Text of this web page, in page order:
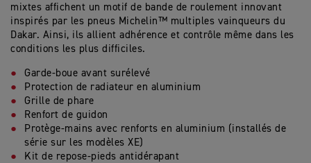
mixtes affichent un motif de bande de roulement innovant
inspirés par les pneus Michelin­™ multiples vainqueurs du
Dakar. Ainsi, ils allient adhérence et contrôle même dans les
conditions les plus difficiles.
Garde-boue avant surélevé
Protection de radiateur en aluminium
Grille de phare
Renfort de guidon
Protège-mains avec renforts en aluminium (installés de
série sur les modèles XE)
Kit de repose-pieds antidérapant